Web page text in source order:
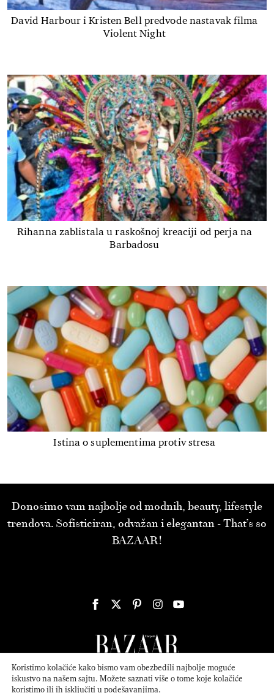
David Harbour i Kristen Bell predvode nastavak filma
Violent Night
Rihanna zablistala u raskošnoj kreaciji od perja na
Barbadosu
Istina o suplementima protiv stresa
Donosimo vam najbolje od modnih, beauty, lifestyle
trendova. Sofisticiran, odvažan i elegantan - That’s so
BAZAAR!
Koristimo kolačiće kako bismo vam obezbedili najbolje moguće
iskustvo na našem sajtu. Možete saznati više o tome koje kolačiće
koristimo ili ih isključiti upodešavanjima.